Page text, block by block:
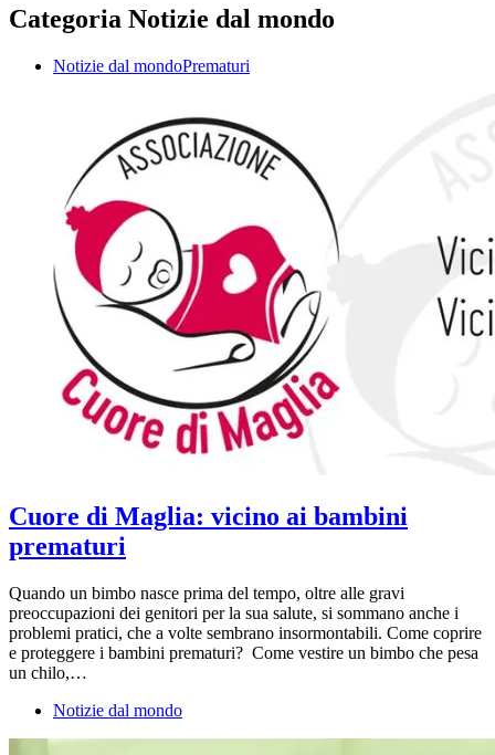
Categoria Notizie dal mondo
Notizie dal mondoPrematuri
Cuore di Maglia: vicino ai bambini
prematuri
Quando un bimbo nasce prima del tempo, oltre alle gravi
preoccupazioni dei genitori per la sua salute, si sommano anche i
problemi pratici, che a volte sembrano insormontabili. Come coprire
e proteggere i bambini prematuri? Come vestire un bimbo che pesa
un chilo,…
Notizie dal mondo